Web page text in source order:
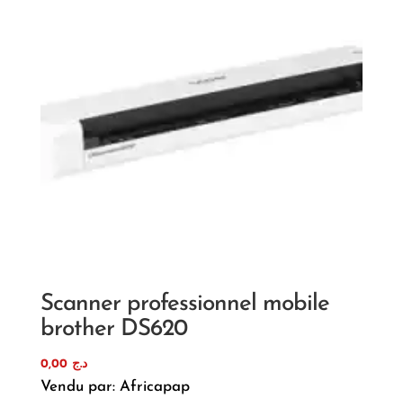
Scanner professionnel mobile
brother DS620
د.ج 0,00
Vendu par: Africapap